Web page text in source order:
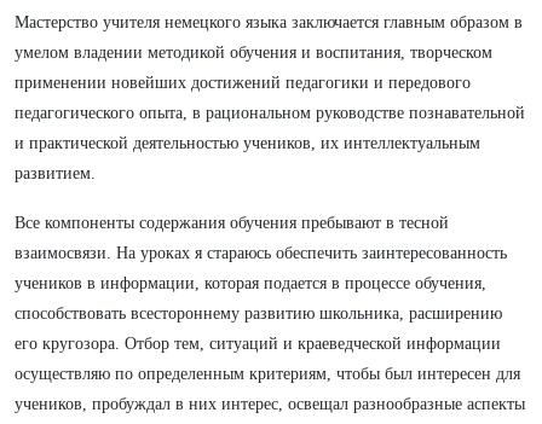
Мастерство учителя немецкого языка заключается главным образом в
умелом владении методикой обучения и воспитания, творческом
применении новейших достижений педагогики и передового
педагогического опыта, в рациональном руководстве познавательной
и практической деятельностью учеников, их интеллектуальным
развитием.
Все компоненты содержания обучения пребывают в тесной
взаимосвязи. На уроках я стараюсь обеспечить заинтересованность
учеников в информации, которая подается в процессе обучения,
способствовать всестороннему развитию школьника, расширению
его кругозора. Отбор тем, ситуаций и краеведческой информации
осуществляю по определенным критериям, чтобы был интересен для
учеников, пробуждал в них интерес, освещал разнообразные аспекты